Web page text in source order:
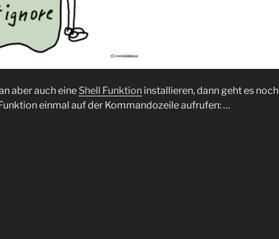
aber auch eine Shell Funktion installieren, dann geht es noch
einmal auf der Kommandozeile aufrufen: …